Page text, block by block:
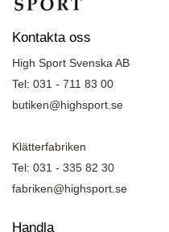
Kontakta oss
High Sport Svenska AB
Tel: 031 - 711 83 00
butiken@highsport.se
Klätterfabriken
Tel: 031 - 335 82 30
fabriken@highsport.se
Handla